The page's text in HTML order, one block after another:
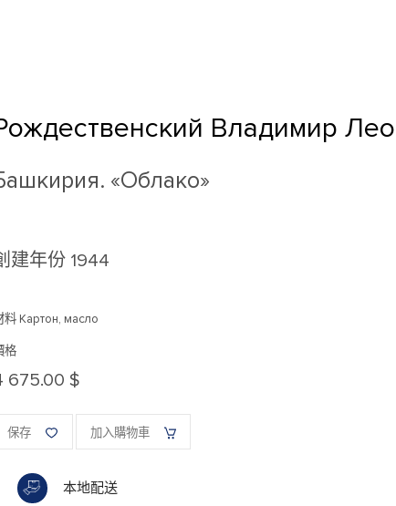
Владимир
«Облако»
建年份 1944
料 Картон, масло
格
675.00 $
保存 加入購物車
本地配送